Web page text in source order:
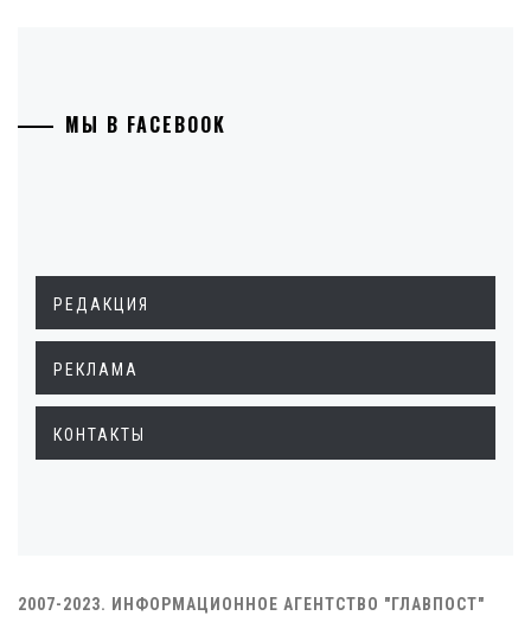
МЫ В FACEBOOK
РЕДАКЦИЯ
РЕКЛАМА
КОНТАКТЫ
2007-2023. ИНФОРМАЦИОННОЕ АГЕНТСТВО "ГЛАВПОСТ"